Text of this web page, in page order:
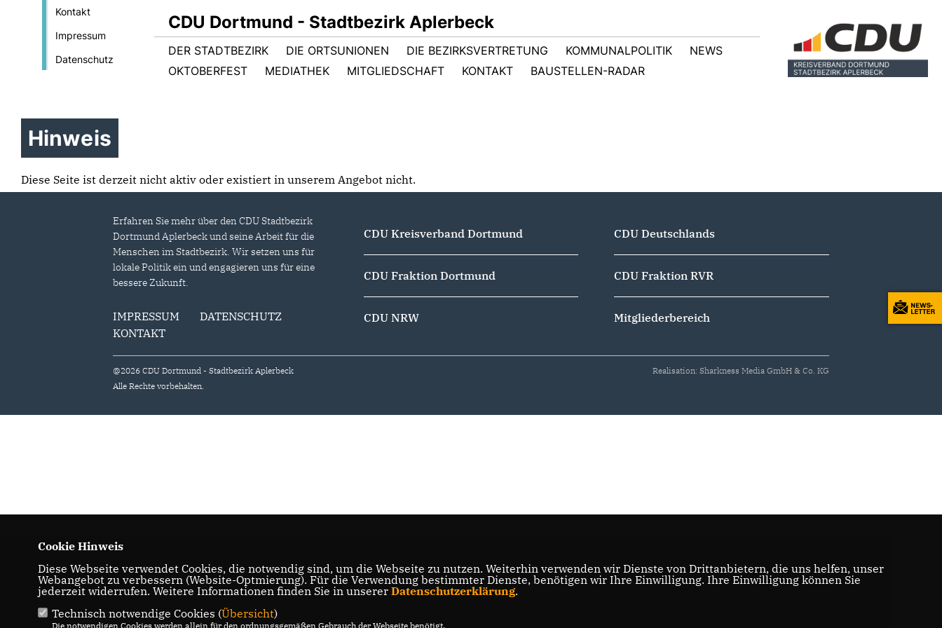
Kontakt
Impressum
Datenschutz
CDU Dortmund - Stadtbezirk Aplerbeck
DER STADTBEZIRK DIE ORTSUNIONEN DIE BEZIRKSVERTRETUNG KOMMUNALPOLITIK
NEWS
OKTOBERFEST
MEDIATHEK MITGLIEDSCHAFT KONTAKT BAUSTELLEN-RADAR
Hinweis
Diese Seite ist derzeit nicht aktiv oder existiert in unserem Angebot nicht.
Erfahren Sie mehr über den CDU Stadtbezirk
Dortmund Aplerbeck und seine Arbeit für die
Menschen im Stadtbezirk. Wir setzen uns für
lokale Politik ein und engagieren uns für eine
bessere Zukunft.
IMPRESSUM
DATENSCHUTZ
KONTAKT
CDU Kreisverband Dortmund
CDU Fraktion Dortmund
CDU NRW
CDU Deutschlands
CDU Fraktion RVR
Mitgliederbereich
@2026 CDU Dortmund - Stadtbezirk Aplerbeck
Alle Rechte vorbehalten.
Realisation: Sharkness Media GmbH & Co. KG
Cookie Hinweis
Diese Webseite verwendet Cookies, die notwendig sind, um die Webseite zu nutzen. Weiterhin verwenden wir Dienste von Drittanbietern, die uns helfen, unser
Webangebot zu verbessern (Website-Optmierung). Für die Verwendung bestimmter Dienste, benötigen wir Ihre Einwilligung. Ihre Einwilligung können Sie
jederzeit widerrufen. Weitere Informationen finden Sie in unserer Datenschutzerklärung.
Technisch notwendige Cookies (Übersicht)
Die notwendigen Cookies werden allein für den ordnungsgemäßen Gebrauch der Webseite benötigt.